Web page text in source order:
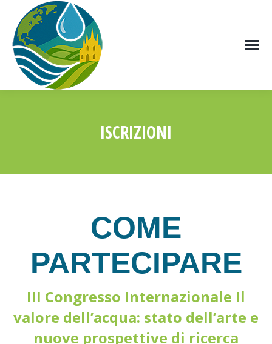
ISCRIZIONI
COME
PARTECIPARE
III Congresso Internazionale Il
valore dell’acqua: stato dell’arte e
nuove prospettive di ricerca